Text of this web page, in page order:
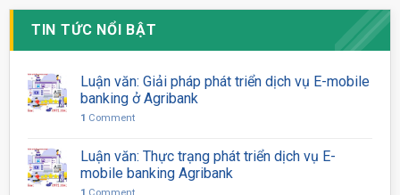
TIN TỨC NỔI BẬT
Luận văn: Giải pháp phát triển dịch vụ E-mobile
banking ở Agribank
1 Comment
Luận văn: Thực trạng phát triển dịch vụ E-
mobile banking Agribank
1 Comment